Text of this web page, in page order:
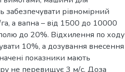
рівномірний
а вапна – від 1500 до 10000
до 20%. Відхилення по ходу
10%, а дозування внесення
показники мають
не перевищує 3 м/с. Доза